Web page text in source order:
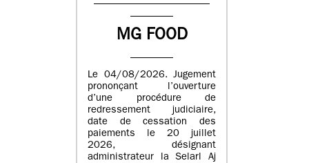
MG FOOD
Le 04/08/2026. Jugement
prononçant l’ouverture
d’une procédure de
redressement judiciaire,
date de cessation des
paiements le 20 juillet
2026, désignant
administrateur la Selarl Aj